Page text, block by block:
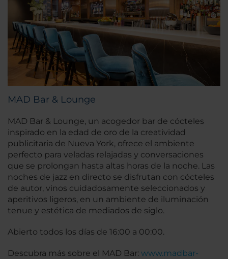
MAD Bar & Lounge
MAD Bar & Lounge, un acogedor bar de cócteles
inspirado en la edad de oro de la creatividad
publicitaria de Nueva York, ofrece el ambiente
perfecto para veladas relajadas y conversaciones
que se prolongan hasta altas horas de la noche. Las
noches de jazz en directo se disfrutan con cócteles
de autor, vinos cuidadosamente seleccionados y
aperitivos ligeros, en un ambiente de iluminación
tenue y estética de mediados de siglo.
Abierto todos los días de 16:00 a 00:00.
Descubra más sobre el MAD Bar: www.madbar-